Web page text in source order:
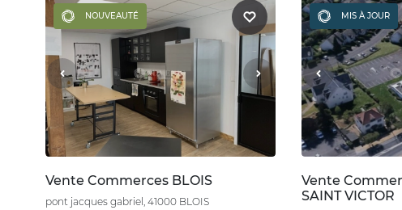
NOUVEAUTÉ
Vente Commerces BLOIS
pont jacques gabriel, 41000 BLOIS
MIS À JOUR
Vente
SAINT VICTOR